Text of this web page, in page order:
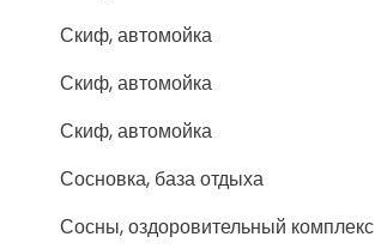
Скиф, автомойка
Скиф, автомойка
Скиф, автомойка
Сосновка, база отдыха
Сосны, оздоровительный комплекс